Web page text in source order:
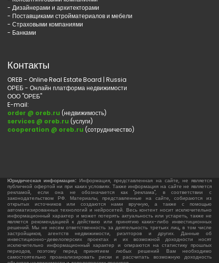
- Дизайнерами и архитекторами
- Поставщиками стройматериалов и мебели
- Страховыми компаниями
- Банками
Контакты
OREB - Online Real Estate Board | Russia
ОРЕБ - Онлайн платформа недвижимости
ООО "ОРЕБ"
E-mail:
order @ oreb.ru (недвижимость)
services @ oreb.ru (услуги)
cooperation @ oreb.ru (сотрудничество)
Юридическая информация: Информация, представленная на сайте, не является
публичной офертой ни при каких условиях. Также информация на сайте не является
рекламой, если она не обозначается как "реклама", в соответствии с
законодательством РФ. Материалы, представленные на сайте, собираются из
открытых источников или создаются нами вручную, а также с помощью
автоматизированных технологий и нейросетей. Весь контент носит исключительно
информационный характер и может потерять актуальность или устареть, также не
является рекомендацией к действию или принятию каких-либо инвестиционных
решений. Мы не несем ответственность за деятельность третьих лиц, в том числе
застройщиков, агентств недвижимости, риэлторов и других. Данные об
инвестиционно-девелоперских проектах и их возможной доходности носят
исключительно информационный характер и опираются на статистику прошлых
периодов, поэтому перед принятием любых решений Вам необходимо
самостоятельно проанализировать риски и рассчитать возможную доходность